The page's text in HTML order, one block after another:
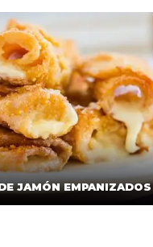
JAMÓN EMPANIZADOS